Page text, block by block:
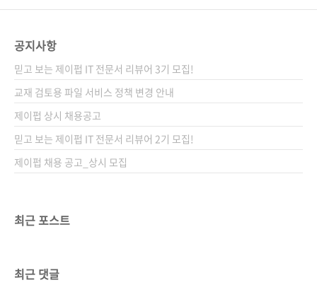
공지사항
믿고 보는 제이펍 IT 전문서 리뷰어 3기 모집!
교재 검토용 파일 서비스 정책 변경 안내
제이펍 상시 채용공고
믿고 보는 제이펍 IT 전문서 리뷰어 2기 모집!
제이펍 채용 공고_상시 모집
최근 포스트
최근 댓글